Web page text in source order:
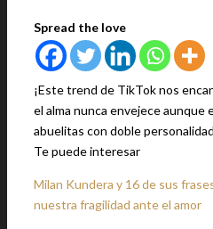
Spread the love
¡Este trend de TikTok nos
el alma nunca envejece aunque
abuelitas con doble
Te puede interesar
Milan Kundera y 16 de sus
nuestra fragilidad ante el amor